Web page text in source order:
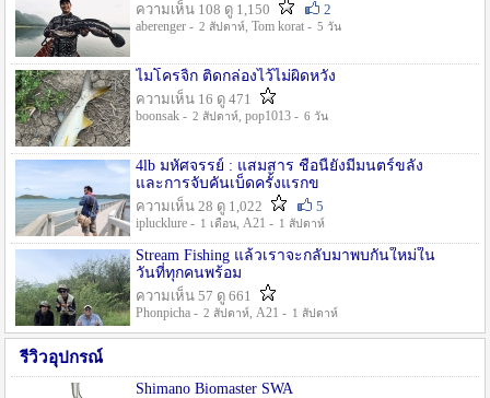
ความเห็น 108 ดู 1,150
2
aberenger - 2 สัปดาห์, Tom korat - 5 วัน
ไมโครจิ้ก ติดกล่องไว้ไม่ผิดหวัง
ความเห็น 16 ดู 471
boonsak - 2 สัปดาห์, pop1013 - 6 วัน
4lb มหัศจรรย์ : แสมสาร ชื่อนี้ยังมีมนตร์ขลัง
และการจับคันเบ็ดครั้งแรกข
ความเห็น 28 ดู 1,022
5
iplucklure - 1 เดือน, A21 - 1 สัปดาห์
Stream Fishing แล้วเราจะกลับมาพบกันใหม่ใน
วันที่ทุกคนพร้อม
ความเห็น 57 ดู 661
Phonpicha - 2 สัปดาห์, A21 - 1 สัปดาห์
รีวิวอุปกรณ์
Shimano Biomaster SWA